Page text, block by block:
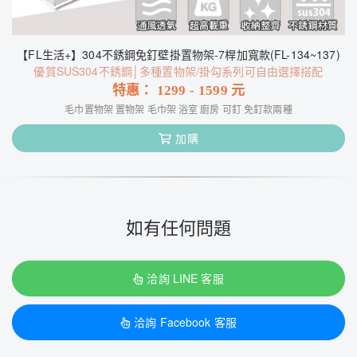
【FL生活+】304不銹鋼免釘壁掛置物架-7桿加寬款(FL-134~137)
優質SUS304不銹鋼│多種置物架/掛勾系列可自由選擇搭配
特惠： 1299 - 1599 元
毛巾置物架 置物架 毛巾架 浴室 廚房 可釘 免釘款兩種
加購
如有任何問題
洽詢 LINE 客服
洽詢 Facebook 客服